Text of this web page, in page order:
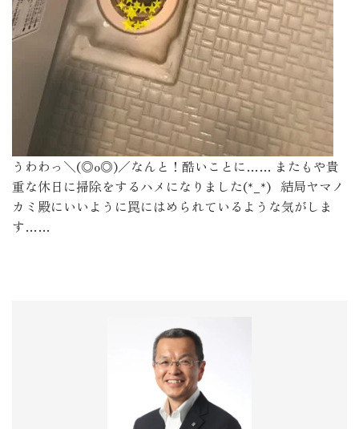
うわわっ＼(◎o◎)／なんと！酷いことに…… またもや貴
重な休日に掃除をするハメになりました(*_*) 結局ヤマノ
カミ殿にいいように罠にはめられているような気がしま
す……